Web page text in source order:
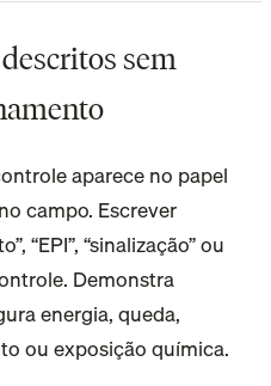
sem
aparece no papel
campo. Escrever
“EPI”, “sinalização” ou
Demonstra
energia, queda,
ou exposição química.